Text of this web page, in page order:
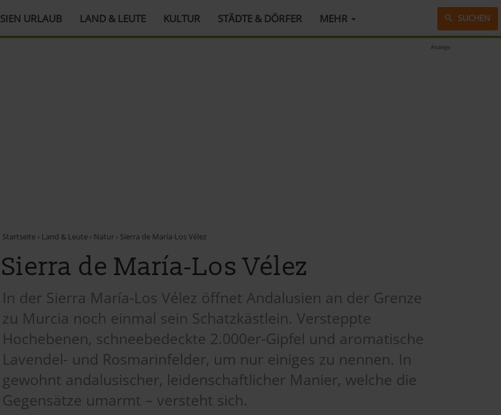
URLAUB LAND & LEUTE KULTUR STÄDTE & DÖRFER MEHR SUCHEN
Anzeige
Startseite › Land & Leute › Natur › Sierra de María-Los Vélez
Sierra de María-Los Vélez
In der Sierra María-Los Vélez öffnet Andalusien an der Grenze
zu Murcia noch einmal sein Schatzkästlein. Versteppte
Hochebenen, schneebedeckte 2.000er-Gipfel und aromatische
Lavendel- und Rosmarinfelder, um nur einiges zu nennen. In
gewohnt andalusischer, leidenschaftlicher Manier, welche die
Gegensätze umarmt – versteht sich.